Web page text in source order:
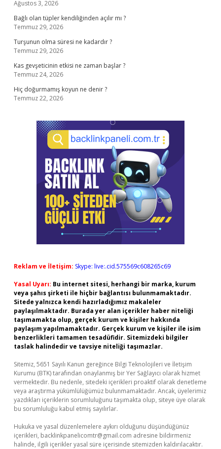
Ağustos 3, 2026
Bağlı olan tüpler kendiliğinden açılır mı ?
Temmuz 29, 2026
Turşunun olma süresi ne kadardır ?
Temmuz 29, 2026
Kas gevşeticinin etkisi ne zaman başlar ?
Temmuz 24, 2026
Hiç doğurmamış koyun ne denir ?
Temmuz 22, 2026
Reklam ve İletişim: Skype: live:.cid.575569c608265c69
Yasal Uyarı: Bu internet sitesi, herhangi bir marka, kurum
veya şahıs şirketi ile hiçbir bağlantısı bulunmamaktadır.
Sitede yalnızca kendi hazırladığımız makaleler
paylaşılmaktadır. Burada yer alan içerikler haber niteliği
taşımamakta olup, gerçek kurum ve kişiler hakkında
paylaşım yapılmamaktadır. Gerçek kurum ve kişiler ile isim
benzerlikleri tamamen tesadüfidir. Sitemizdeki bilgiler
taslak halindedir ve tavsiye niteliği taşımazlar.
Sitemiz, 5651 Sayılı Kanun gereğince Bilgi Teknolojileri ve İletişim
Kurumu (BTK) tarafından onaylanmış bir Yer Sağlayıcı olarak hizmet
vermektedir. Bu nedenle, sitedeki içerikleri proaktif olarak denetleme
veya araştırma yükümlülüğümüz bulunmamaktadır. Ancak, üyelerimiz
yazdıkları içeriklerin sorumluluğunu taşımakta olup, siteye üye olarak
bu sorumluluğu kabul etmiş sayılırlar.
Hukuka ve yasal düzenlemelere aykırı olduğunu düşündüğünüz
içerikleri, backlinkpanelicomtr@gmail.com adresine bildirmeniz
halinde, ilgili içerikler yasal süre içerisinde sitemizden kaldırılacaktır.